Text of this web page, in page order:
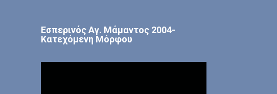
Εσπερινός Αγ. Μάμαντος 2004-
Κατεχόμενη Μόρφου